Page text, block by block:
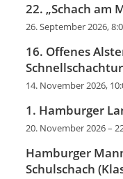
22. „Schach am
26. September 2026,
16. Offenes
14. November 2026,
1. Hamburger
20. November 2026–
Hamburger
Schulschach